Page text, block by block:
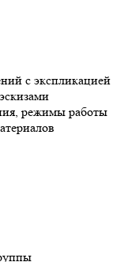
с экспликацией
режимы работы